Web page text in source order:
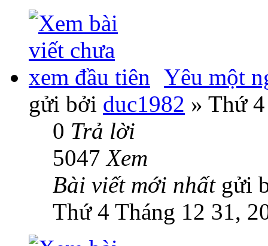
Yêu một
gửi bởi duc1982 » Thứ
0 Trả lời
5047Xem
Bài viết mới nhất gửi
Thứ 4 Tháng 12 31,